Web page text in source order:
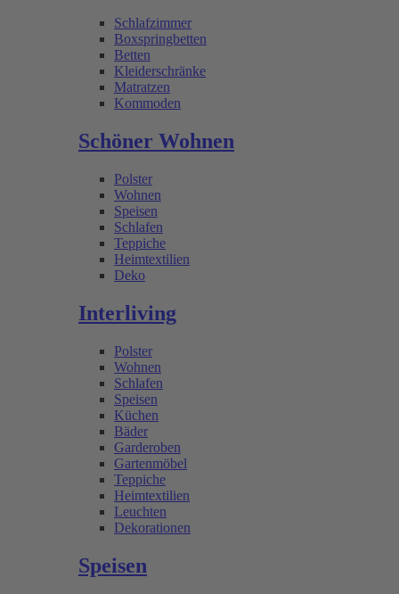
Schlafzimmer
Boxspringbetten
Betten
Kleiderschränke
Matratzen
Kommoden
Schöner Wohnen
Polster
Wohnen
Speisen
Schlafen
Teppiche
Heimtextilien
Deko
Interliving
Polster
Wohnen
Schlafen
Speisen
Küchen
Bäder
Garderoben
Gartenmöbel
Teppiche
Heimtextilien
Leuchten
Dekorationen
Speisen